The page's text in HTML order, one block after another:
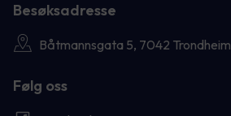
Besøksadresse
Båtmannsgata 5, 7042 Trondheim
Følg oss